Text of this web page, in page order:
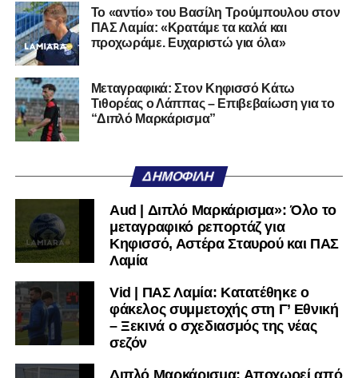
Βρέττας αποβλήθηκε με δεύτερη κίτρινη κάρτα για
σπρώξιμο.
το τέλος. Η ένταση παρέμεινε, αλλά οι φάσεις έλειψαν, με
το 1-0 να διατηρείται μέχρι το τελικό σφύριγμα.
ΑΟ Τρίκαλα:
Κουφιώτης, Μαργαρίτης Α., Τρούμπουλος, Φράγκος,
Αλτάνης, Βρέττας, Τσιάκας, Ντότης
ΠΑΣ Λαμία:
Λαζαρίνας, Λαμπίρης, Ορφανός, Κοκκίνης,
Παπαδάκος, Αντερέμι, Κάτανας, Βασίλας, Σκόνδρας Α.,
Μέτσε, Κακάμης
Ακολουθήστε το lamiara.grστοGoogle Newsγια να
μαθαίνετε πρώτοι τα κυανόλευκα νέα στην Ελλάδα και τον
υπόλοιπο κόσμο. Ακολουθήστε το lamiara.gr στο
Twitterκαι στο
μαθαίνετε σε χρόνο dt όλα τα νέα.
Το «αντίο» του Βασίλη Τρούμπουλου στον
ΠΑΣ Λαμία: «Κρατάμε τα καλά και
προχωράμε. Ευχαριστώ για όλα»
Μεταγραφικά: Στον Κηφισσό Κάτω
Τιθορέας ο Λάππας – Επιβεβαίωση για το
“Διπλό Μαρκάρισμα”
ΔΗΜΟΦΙΛΉ
Aud | Διπλό Μαρκάρισμα»: Όλο το
μεταγραφικό ρεπορτάζ για
Κηφισσό, Αστέρα Σταυρού και ΠΑΣ
Λαμία
Vid | ΠΑΣ Λαμία: Κατατέθηκε ο
φάκελος συμμετοχής στη Γ’ Εθνική
– Ξεκινά ο σχεδιασμός της νέας
σεζόν